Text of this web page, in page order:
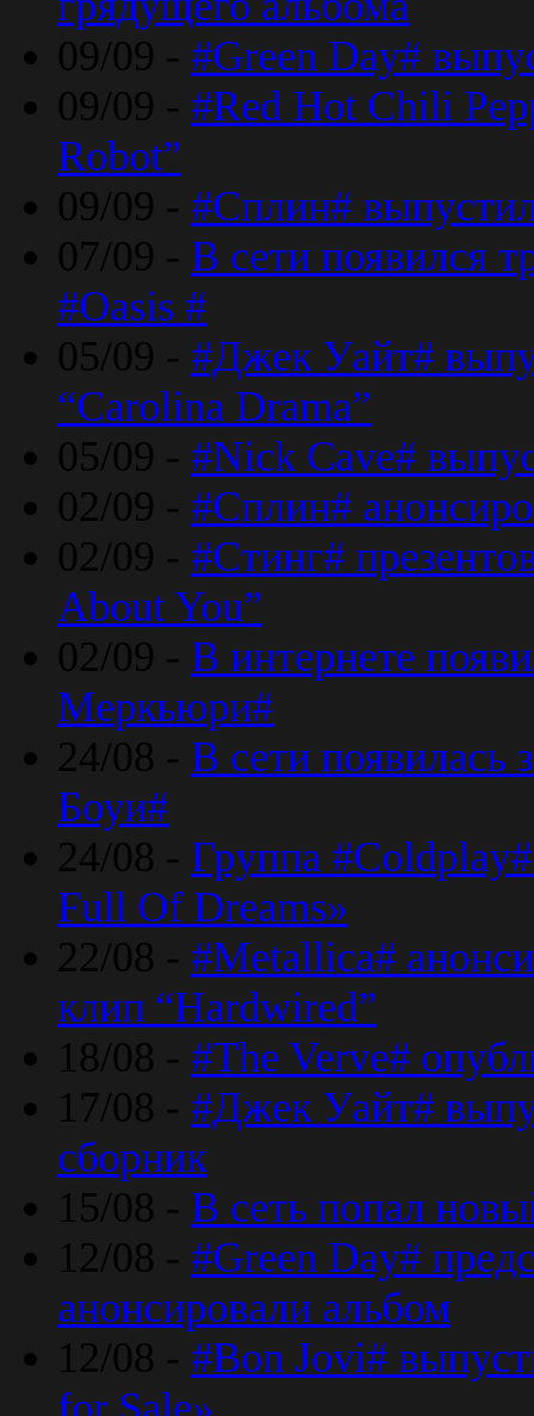
09/09 - #Green Day#
09/09 - #Red Hot Chili
Robot”
09/09 - #Сплин#
07/09 - В сети появился
#Oasis #
05/09 - #Джек Уайт#
“Carolina Drama”
05/09 - #Nick Cave#
02/09 - #Сплин#
02/09 - #Стинг#
About You”
02/09 - В интернете
Меркьюри#
24/08 - В сети появилась
Боуи#
24/08 - Группа
Full Of Dreams»
22/08 - #Metallica#
клип “Hardwired”
18/08 - #The Verve#
17/08 - #Джек Уайт#
сборник
15/08 - В сеть попал
12/08 - #Green Day#
анонсировали альбом
12/08 - #Bon Jovi#